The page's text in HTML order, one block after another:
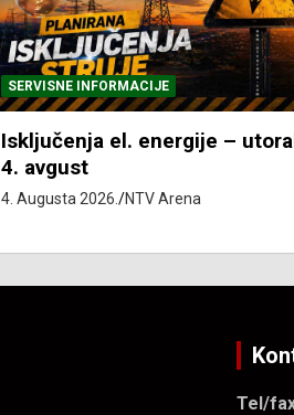
SVE VIJESTI VRIJEME
Pretežno sunčano i vruće
4. Augusta 2026.
Tel/